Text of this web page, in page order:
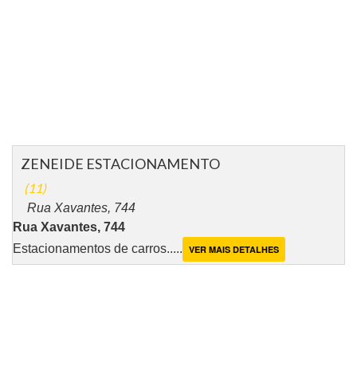
ZENEIDE ESTACIONAMENTO
(11)
Rua Xavantes, 744
Rua Xavantes, 744
Estacionamentos de carros..... VER MAIS DETALHES